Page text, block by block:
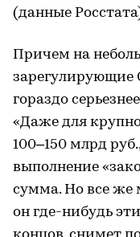
(данные
Причем на
зарегулирующие
гораздо
«Даже для
100–150 млрд
выполнение
сумма. Но все же
он где-нибудь